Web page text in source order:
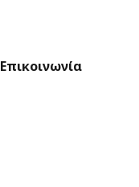
Επικοινωνία